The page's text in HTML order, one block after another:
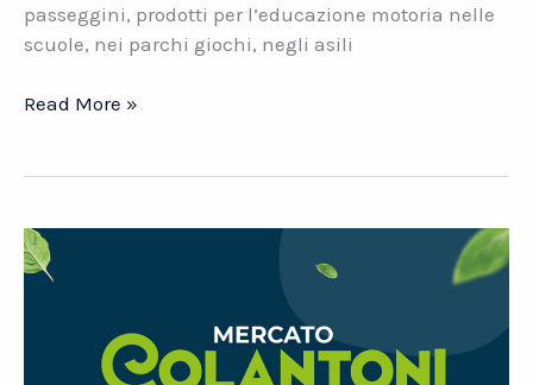
passeggini, prodotti per l’educazione motoria nelle
scuole, nei parchi giochi, negli asili
Datasys
Read More »